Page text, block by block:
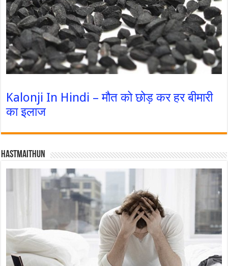
Kalonji In Hindi – मौत को छोड़ कर हर बीमारी
का इलाज
Hastmaithun